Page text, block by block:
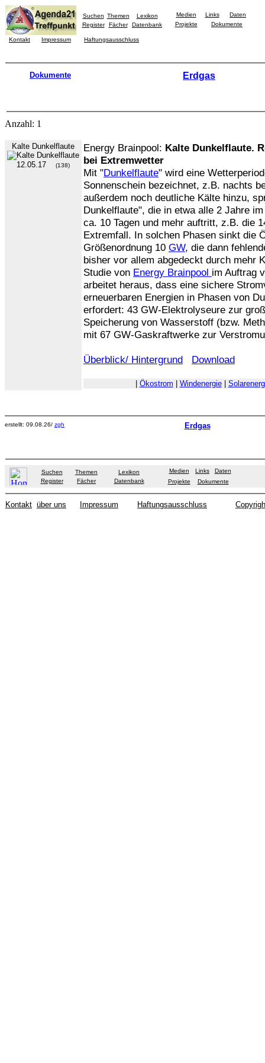
Suchen Themen
Lexikon
Register
Fächer Datenbank
Medien Links
Daten
Projekte
Dokumente
Kontakt Impressum Haftungsausschluss
Dokumente Erdgas
Anzahl: 1
Kalte Dunkelflaute
12.05.17 (138)
Energy Brainpool: Kalte Dunkelflaute.
bei Extremwetter
Mit "Dunkelflaute" wird eine
Sonnenschein bezeichnet, z.B. nachts
außerdem noch deutliche Kälte hinzu,
Dunkelflaute", die in etwa alle 2 Jahre
ca. 10 Tagen und mehr auftritt, z.B. die
Extremfall. In solchen Phasen sinkt die
Größenordnung 10 GW, die dann
bisher vor allem abgedeckt durch mehr
Studie von Energy Brainpool im Auftrag
arbeitet heraus, dass eine sichere
erneuerbaren Energien in Phasen von
erfordert: 43 GW-Elektrolyseure zur
Speicherung von Wasserstoff (bzw.
mit 67 GW-Gaskraftwerke zur
Überblick/ Hintergrund Download
Ökostrom Windenergie|
erstellt: 09.08.26/ zgh Erdgas
Suchen Themen
Lexikon
Register
Fächer Datenbank
Medien Links
Daten
Projekte
Dokumente
Kontakt über uns Impressum Haftungsausschluss